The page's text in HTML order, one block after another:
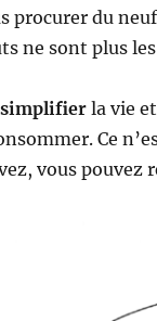
procurer du
ne sont plus
simplifierla vie
Ce
vous pouvez